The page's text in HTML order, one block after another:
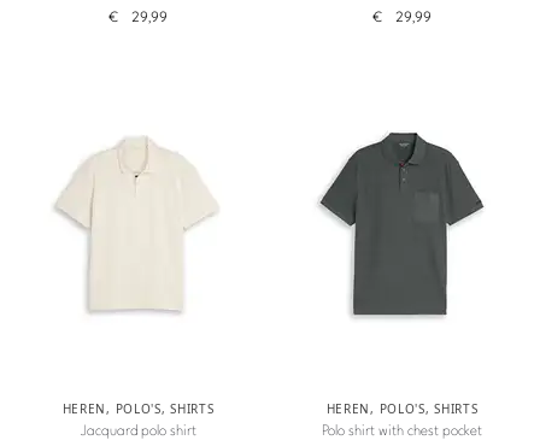
€ 29,99 € 29,99
HEREN, POLO'S,SHIRTS
Jacquard polo shirt
HEREN, POLO'S,SHIRTS
Polo shirt with chest pocket